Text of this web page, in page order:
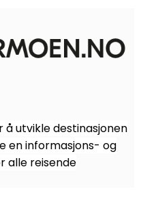
utvikle destinasjonen
en informasjons- og
alle reisende